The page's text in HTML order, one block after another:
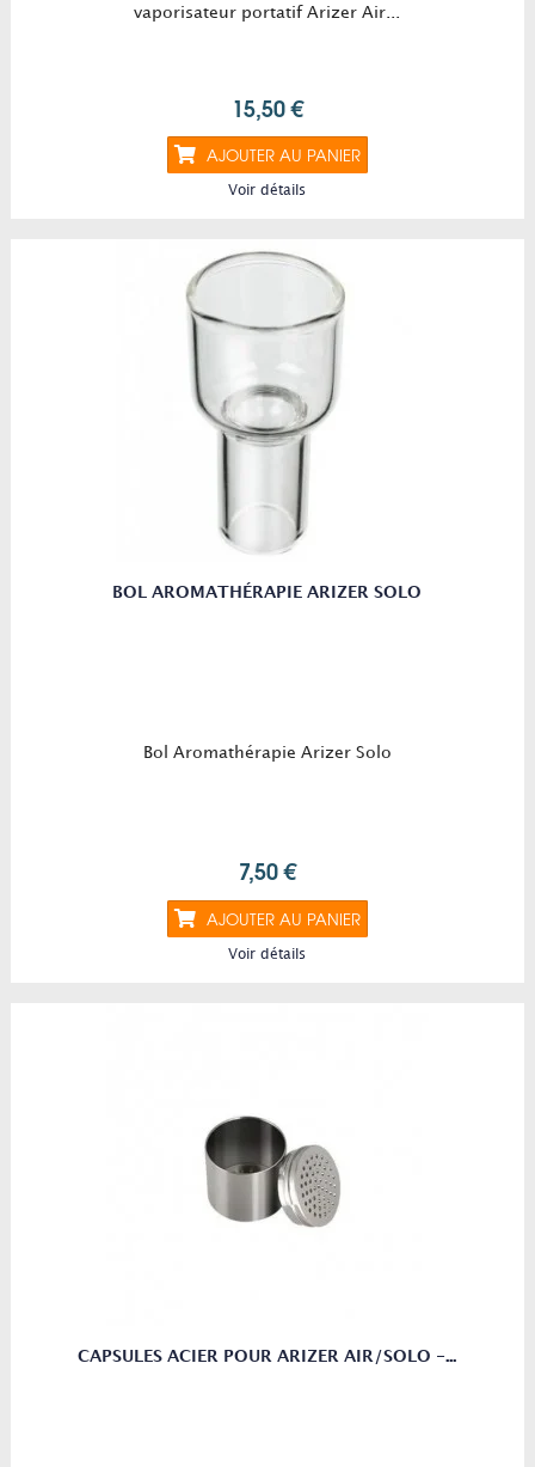
vaporisateur portatif Arizer Air...
15,50 €
AJOUTER AU PANIER
Voir détails
BOL AROMATHÉRAPIE ARIZER SOLO
Bol Aromathérapie Arizer Solo
7,50 €
AJOUTER AU PANIER
Voir détails
CAPSULES ACIER POUR ARIZER AIR/SOLO -...